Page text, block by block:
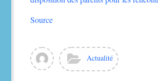
Source
View
all
posts
Categories:Actualité